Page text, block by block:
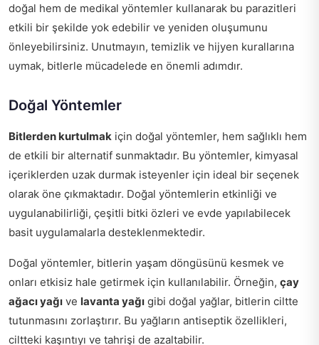
doğal hem de medikal yöntemler kullanarak bu parazitleri
etkili bir şekilde yok edebilir ve yeniden oluşumunu
önleyebilirsiniz. Unutmayın, temizlik ve hijyen kurallarına
uymak, bitlerle mücadelede en önemli adımdır.
Doğal Yöntemler
Bitlerden kurtulmak için doğal yöntemler, hem sağlıklı hem
de etkili bir alternatif sunmaktadır. Bu yöntemler, kimyasal
içeriklerden uzak durmak isteyenler için ideal bir seçenek
olarak öne çıkmaktadır. Doğal yöntemlerin etkinliği ve
uygulanabilirliği, çeşitli bitki özleri ve evde yapılabilecek
basit uygulamalarla desteklenmektedir.
Doğal yöntemler, bitlerin yaşam döngüsünü kesmek ve
onları etkisiz hale getirmek için kullanılabilir. Örneğin, çay
ağacı yağı ve lavanta yağı gibi doğal yağlar, bitlerin ciltte
tutunmasını zorlaştırır. Bu yağların antiseptik özellikleri,
ciltteki kaşıntıyı ve tahrişi de azaltabilir.